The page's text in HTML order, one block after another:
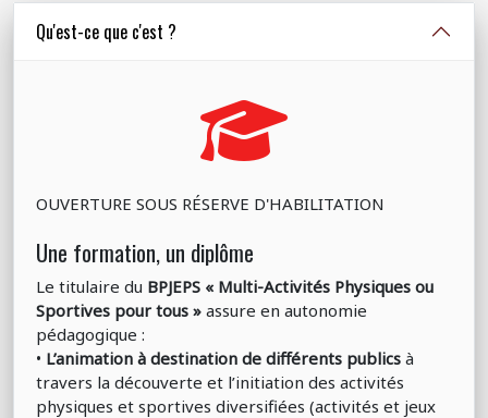
Qu'est-ce que c'est ?
OUVERTURE SOUS RÉSERVE D'HABILITATION
Une formation, un diplôme
Le titulaire du BPJEPS « Multi-Activités Physiques ou
Sportives pour tous » assure en autonomie
pédagogique :
• L’animation à destination de différents publics à
travers la découverte et l’initiation des activités
physiques et sportives diversifiées (activités et jeux